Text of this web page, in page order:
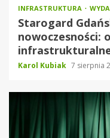
INFRASTRUKTURA
Starogard
nowoczesności:
Karol Kubiak 7 sierpnia